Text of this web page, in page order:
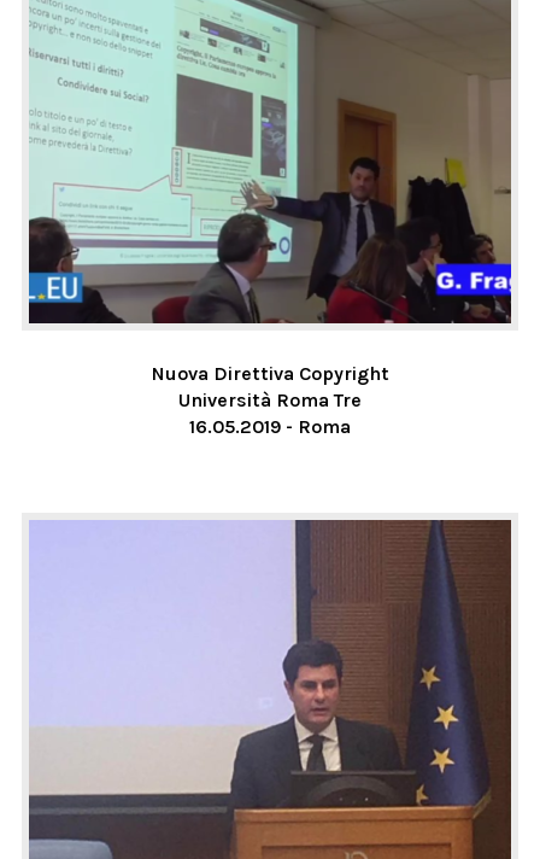
Nuova Direttiva Copyright
Università Roma Tre
16.05.2019 - Roma